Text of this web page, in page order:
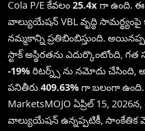
Cola P/E కేవలం25.4xగా ఉంది.
వాల్యుయేషన్ VBL వృద్ధి సామర్థ్యంపై
నమ్మకాన్ని ప్రతిబింబిస్తుంది.
స్టాక్ అస్థిరతను ఎదుర్కొంటోంది,
-19%రిటర్న్స్ ను నమోదు చేసింది,
పనితీరు409.63%గా బలంగా ఉంది.
MarketsMOJO ఏప్రిల్ 15,
వాల్యుయేషన్ ఉన్నప్పటికీ,